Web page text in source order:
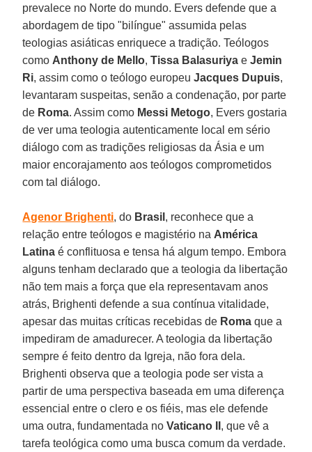
prevalece no Norte do mundo. Evers defende que a
abordagem de tipo "bilíngue" assumida pelas
teologias asiáticas enriquece a tradição. Teólogos
como Anthony de Mello,Tissa BalasuriyaeJemin
Ri, assim como o teólogo europeuJacques Dupuis,
levantaram suspeitas, senão a condenação, por parte
de Roma. Assim como Messi Metogo, Evers gostaria
de ver uma teologia autenticamente local em sério
diálogo com as tradições religiosas da Ásia e um
maior encorajamento aos teólogos comprometidos
com tal diálogo.
Agenor Brighenti, do Brasil , reconhece que a
relação entre teólogos e magistério na América
Latinaé conflituosa e tensa há algum tempo. Embora
alguns tenham declarado que a teologia da libertação
não tem mais a força que ela representavam anos
atrás, Brighenti defende a sua contínua vitalidade,
apesar das muitas críticas recebidas de Romaque a
impediram de amadurecer. A teologia da libertação
sempre é feito dentro da Igreja, não fora dela.
Brighenti observa que a teologia pode ser vista a
partir de uma perspectiva baseada em uma diferença
essencial entre o clero e os fiéis, mas ele defende
uma outra, fundamentada noVaticano II , que vê a
tarefa teológica como uma busca comum da verdade.